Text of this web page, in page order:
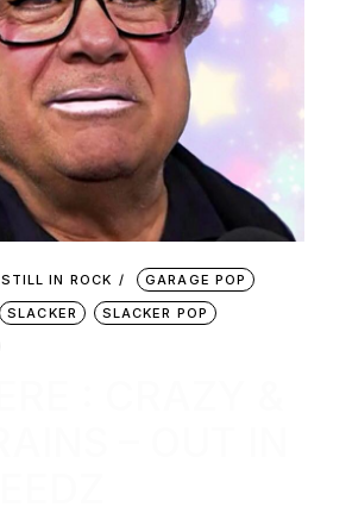
STILL IN ROCK
GARAGE POP
SLACKER
SLACKER POP